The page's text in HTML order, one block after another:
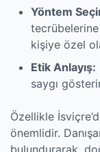
Yöntem
kişiye özel
Etik Anlayış:
saygı
Özellikle
önemlidir.
bulundurarak,